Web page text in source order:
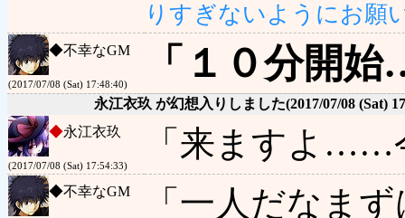
りすぎないようにお願
◆不幸なGM
(2017/07/08 (Sat) 17:48:40) 「１０分開
永江衣玖 が幻想入りしました(2017/07/08 (Sat)
◆永江衣玖
(2017/07/08 (Sat) 17:54:33)
「来ますよ……
◆不幸なGM 「一人だなま